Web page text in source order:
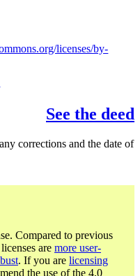
licenses/by-
See the deed
corrections and the date of
Compared to previous
are more user-
. If you are licensing
the use of the 4.0